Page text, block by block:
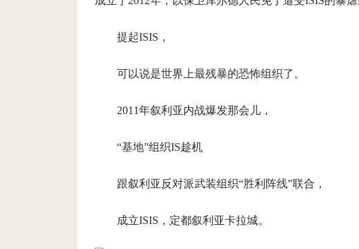
提起ISIS，
可以说是世界上最残暴的恐怖组织了。
2011年叙利亚内战爆发那会儿，
“基地”组织IS趁机
跟叙利亚反对派武装组织“胜利阵线”联合，
成立ISIS，定都叙利亚卡拉城。